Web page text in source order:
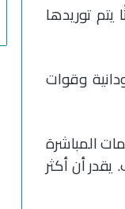
توريدها
وقوات
المباشرة
أن أكثر